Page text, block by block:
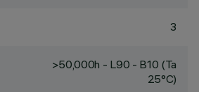
3
>50,000h - L90 - B10 (Ta
25°C)